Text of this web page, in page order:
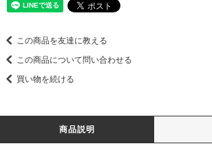
この商品を友達に教える
この商品について問い合わせる
買い物を続ける
商品説明